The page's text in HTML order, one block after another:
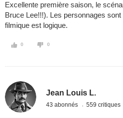
Excellente première saison, le
Bruce Lee!!!). Les personnages
filmique est logique.
0 0
Jean Louis L.
43 abonnés 559 critiques